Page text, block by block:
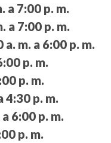
a 7:00 p. m.
a 7:00 p. m.
a. m. a 6:00 p. m.
p. m.
p. m.
4:30 p. m.
6:00 p. m.
p. m.